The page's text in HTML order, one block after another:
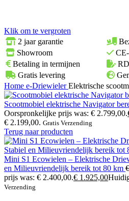
Klik om te vergroten
2 jaar garantie
Showroom
Betaling in termijnen
Gratis levering
Home e-DriewielerElektrische
Scootmobiel elektrische Navigator
Oorspronkelijke prijs was: € 2.799,00.
€ 2.199,00. Gratis Verzending
Terug naar producten
Mini S1 Ecowielen – Elektrische
en Milieuvriendelijk bereik tot 80 km €
prijs was: € 2.400,00.€ 1.925,00
Verzending